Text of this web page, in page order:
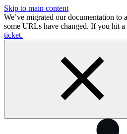
Skip to main content
We’ve migrated our documentation to
some URLs have changed. If you hit
ticket.